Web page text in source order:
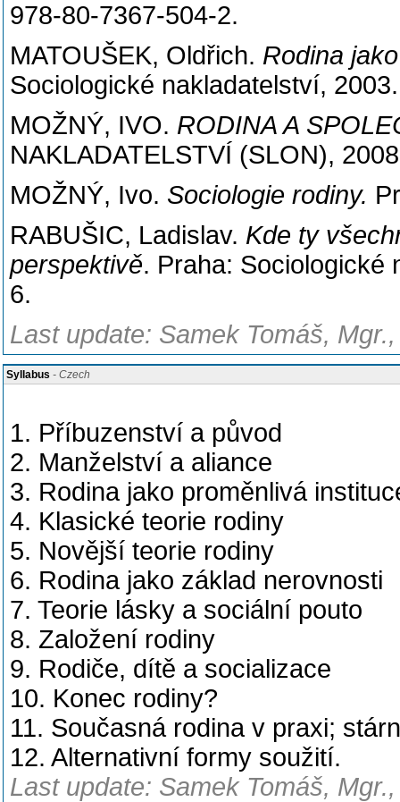
978-80-7367-504-2.
MATOUŠEK, Oldřich. Rodina
Sociologické nakladatelství,
MOŽNÝ, IVO. RODINA A
NAKLADATELSTVÍ (SLON),
MOŽNÝ, Ivo. Sociologie rodiny.
RABUŠIC, Ladislav. Kde ty
perspektivě. Praha: Sociologické
6.
Last update: Samek Tomáš,
Syllabus - Czech
1. Příbuzenství a původ
2. Manželství a aliance
3. Rodina jako proměnlivá
4. Klasické teorie rodiny
5. Novější teorie rodiny
6. Rodina jako základ nerovnosti
7. Teorie lásky a sociální pouto
8. Založení rodiny
9. Rodiče, dítě a socializace
10. Konec rodiny?
11. Současná rodina v praxi;
12. Alternativní formy soužití.
Last update: Samek Tomáš,